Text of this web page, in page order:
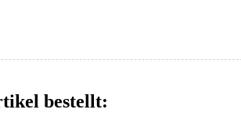
bestellt: